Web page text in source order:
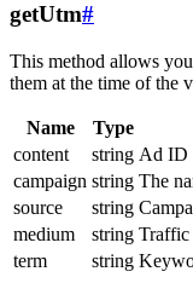
getUtm#
This method allows
them at the time of the
Name Type
content
string Ad ID
campaign string The
source
string
medium
string Traffic
term
string